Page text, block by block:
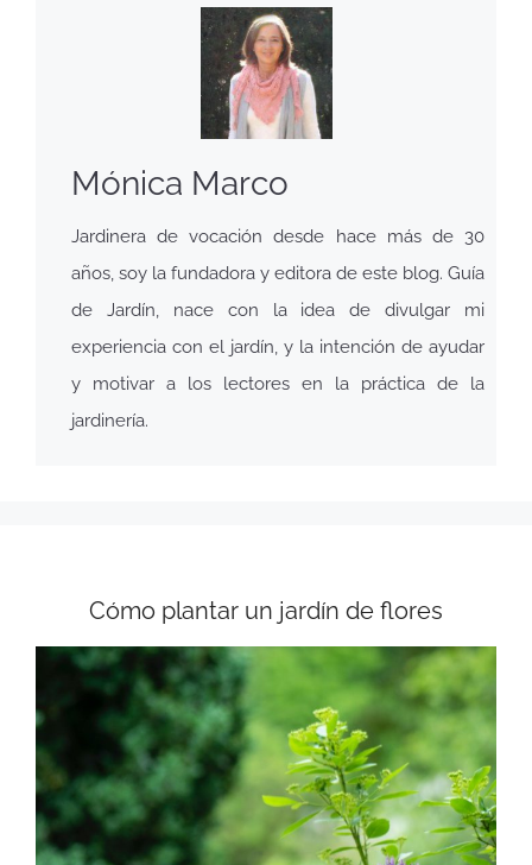
Mónica Marco
Jardinera de vocación desde hace más de 30
años, soy la fundadora y editora de este blog. Guía
de Jardín, nace con la idea de divulgar mi
experiencia con el jardín, y la intención de ayudar
y motivar a los lectores en la práctica de la
jardinería.
Cómo plantar un jardín de flores